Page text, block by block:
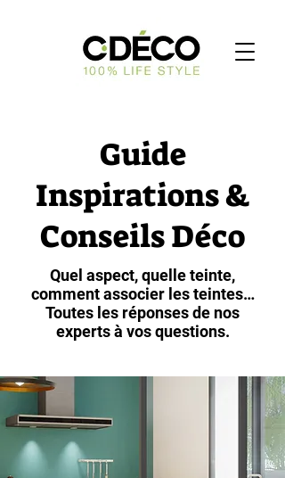
Guide
Inspirations &
Conseils Déco
Quel aspect, quelle teinte,
comment associer les teintes…
Toutes les réponses de nos
experts à vos questions.